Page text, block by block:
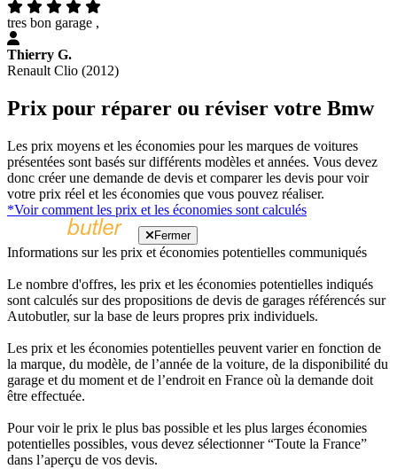
tres bon garage ,
Thierry G.
Renault Clio (2012)
Prix pour réparer ou réviser votre Bmw
Les prix moyens et les économies pour les marques de voitures
présentées sont basés sur différents modèles et années. Vous devez
donc créer une demande de devis et comparer les devis pour voir
votre prix réel et les économies que vous pouvez réaliser.
*Voir comment les prix et les économies sont calculés
Fermer
Informations sur les prix et économies potentielles communiqués
Le nombre d'offres, les prix et les économies potentielles indiqués
sont calculés sur des propositions de devis de garages référencés sur
Autobutler, sur la base de leurs propres prix individuels.
Les prix et les économies potentielles peuvent varier en fonction de
la marque, du modèle, de l’année de la voiture, de la disponibilité du
garage et du moment et de l’endroit en France où la demande doit
être effectuée.
Pour voir le prix le plus bas possible et les plus larges économies
potentielles possibles, vous devez sélectionner “Toute la France”
dans l’aperçu de vos devis.